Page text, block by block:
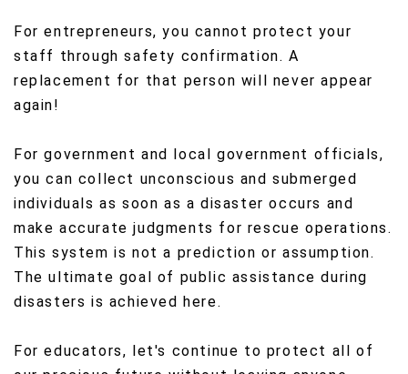
For entrepreneurs, you cannot protect your
staff through safety confirmation. A
replacement for that person will never appear
again!
For government and local government officials,
you can collect unconscious and submerged
individuals as soon as a disaster occurs and
make accurate judgments for rescue operations.
This system is not a prediction or assumption.
The ultimate goal of public assistance during
disasters is achieved here.
For educators, let's continue to protect all of